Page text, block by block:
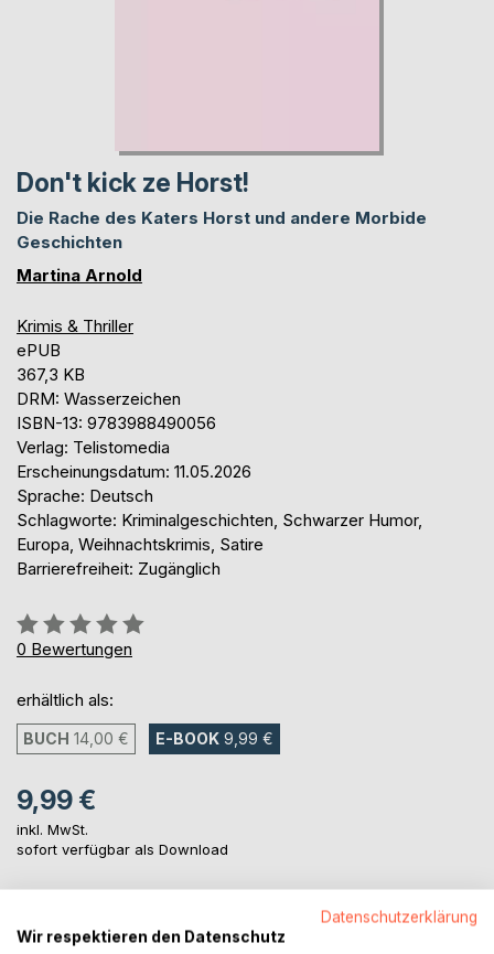
Don't kick ze Horst!
Die Rache des Katers Horst und andere Morbide
Geschichten
Martina Arnold
Krimis & Thriller
ePUB
367,3 KB
DRM: Wasserzeichen
ISBN-13: 9783988490056
Verlag: Telistomedia
Erscheinungsdatum: 11.05.2026
Sprache: Deutsch
Schlagworte: Kriminalgeschichten, Schwarzer Humor,
Europa, Weihnachtskrimis, Satire
Barrierefreiheit: Zugänglich
Bewertung::
0%
0 Bewertungen
erhältlich als:
BUCH 14,00 € E-BOOK 9,99 €
9,99 €
inkl. MwSt.
sofort verfügbar als Download
IN DEN WARENKORB
Datenschutzerklärung
Wir respektieren den Datenschutz